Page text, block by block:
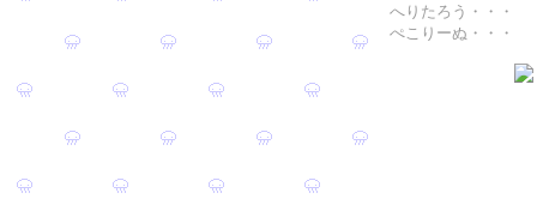
へりたろう・・・
ぺこりーぬ・・・